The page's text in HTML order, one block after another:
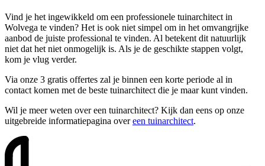
Vind je het ingewikkeld om een professionele tuinarchitect in
Wolvega te vinden? Het is ook niet simpel om in het omvangrijke
aanbod de juiste professional te vinden. Al betekent dit natuurlijk
niet dat het niet onmogelijk is. Als je de geschikte stappen volgt,
kom je vlug verder.
Via onze 3 gratis offertes zal je binnen een korte periode al in
contact komen met de beste tuinarchitect die je maar kunt vinden.
Wil je meer weten over een tuinarchitect? Kijk dan eens op onze
uitgebreide informatiepagina overeen tuinarchitect.